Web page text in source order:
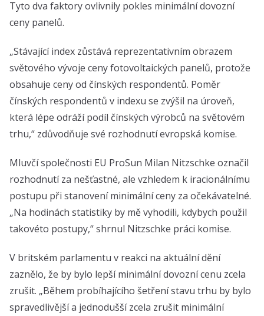
Tyto dva faktory ovlivnily pokles minimální dovozní
ceny panelů.
„Stávající index zůstává reprezentativním obrazem
světového vývoje ceny fotovoltaických panelů, protože
obsahuje ceny od čínských respondentů. Poměr
čínských respondentů v indexu se zvýšil na úroveň,
která lépe odráží podíl čínských výrobců na světovém
trhu,“ zdůvodňuje své rozhodnutí evropská komise.
Mluvčí společnosti EU ProSun Milan Nitzschke označil
rozhodnutí za nešťastné, ale vzhledem k iracionálnímu
postupu při stanovení minimální ceny za očekávatelné.
„Na hodinách statistiky by mě vyhodili, kdybych použil
takovéto postupy,“ shrnul Nitzschke práci komise.
V britském parlamentu v reakci na aktuální dění
zaznělo, že by bylo lepší minimální dovozní cenu zcela
zrušit. „Během probíhajícího šetření stavu trhu by bylo
spravedlivější a jednodušší zcela zrušit minimální